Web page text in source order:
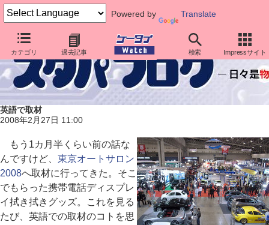
Powered by Translate
カテゴリ 過去記事 検索 Impressサイト
英語で取材
2008年2月27日 11:00
もう1カ月半くらい前の話な
んですけど、 東京オートサロン
2008へ取材に行ってきた。そこ
でもらった携帯電話ディスプレ
イ拭き拭きグッズ。これを見る
たび、英語での取材のコトを思